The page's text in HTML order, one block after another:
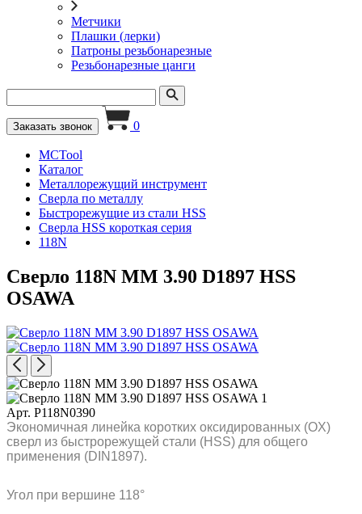
Метчики
Плашки (лерки)
Патроны резьбонарезные
Резьбонарезные цанги
Заказать звонок 0
MCTool
Каталог
Металлорежущий инструмент
Сверла по металлу
Быстрорежущие из стали HSS
Сверла HSS короткая серия
118N
Сверло 118N MM 3.90 D1897 HSS
OSAWA
Арт. P118N0390
Экономичная линейка коротких оксидированных (OX)
сверл из быстрорежущей стали (HSS) для общего
применения (DIN1897).
Угол при вершине 118°